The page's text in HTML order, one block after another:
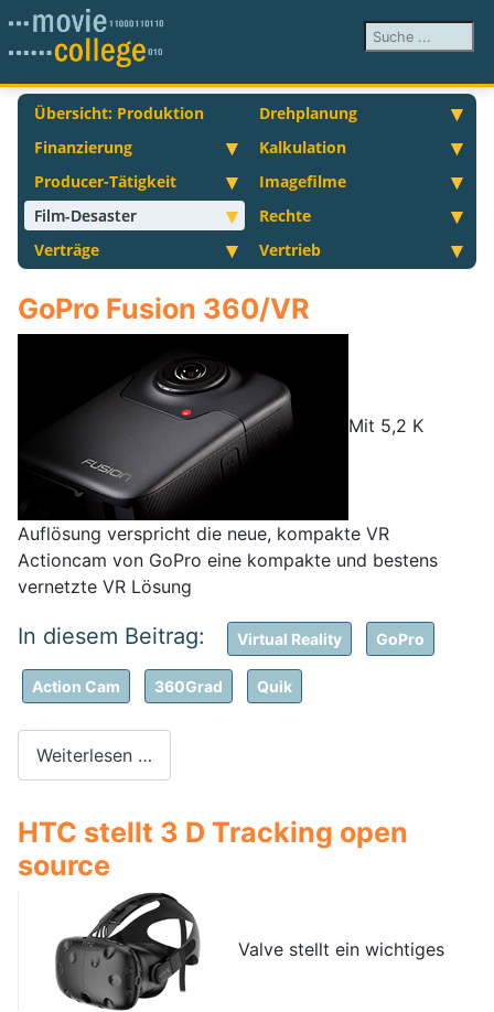
Suchen ...
Übersicht: Produktion
Drehplanung
Finanzierung
Kalkulation
Producer-Tätigkeit
Imagefilme
Film-Desaster
Rechte
Verträge
Vertrieb
GoPro Fusion 360/VR
Mit 5,2 K
Auflösung verspricht die neue, kompakte VR
Actioncam von GoPro eine kompakte und bestens
vernetzte VR Lösung
Virtual Reality GoPro
Action Cam 360Grad Quik
Weiterlesen …
HTC stellt 3 D Tracking open
source
Valve stellt ein wichtiges